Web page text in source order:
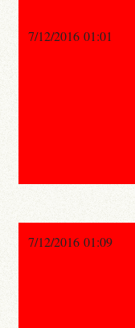
7/12/2016 01:01
7/12/2016 01:09